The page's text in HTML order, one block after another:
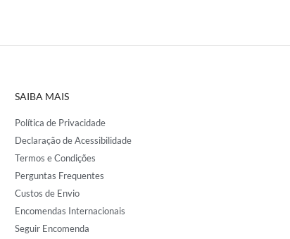
SAIBA MAIS
Política de Privacidade
Declaração de Acessibilidade
Termos e Condições
Perguntas Frequentes
Custos de Envio
Encomendas Internacionais
Seguir Encomenda